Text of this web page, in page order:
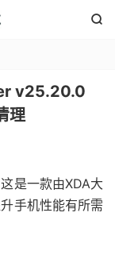

v25.20.0
理
是一款由XDA大
手机性能有所需